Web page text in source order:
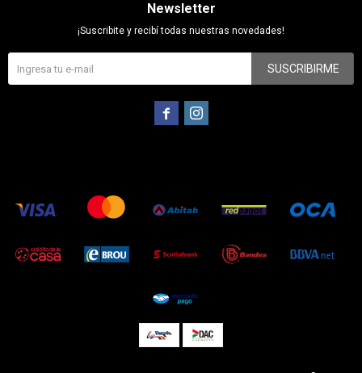
Newsletter
¡Suscribite y recibí todas nuestras novedades!
SUSCRIBIRME
 